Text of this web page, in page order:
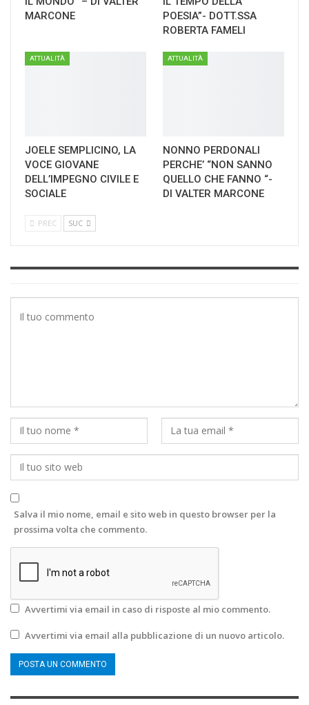
MARCONE
POESIA”- DOTT.SSA
ROBERTA FAMELI
ATTUALITÀ
JOELE SEMPLICINO, LA
VOCE GIOVANE
DELL’IMPEGNO CIVILE E
SOCIALE
ATTUALITÀ
NONNO PERDONALI
PERCHE’ “NON SANNO
QUELLO CHE FANNO “-
DI VALTER MARCONE
PREC SUC
Salva il mio nome, email e sito web in questo browser per la
prossima volta che commento.
Avvertimi via email in caso di risposte al mio commento.
Avvertimi via email alla pubblicazione di un nuovo articolo.